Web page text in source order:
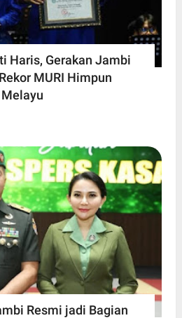
Haris, Gerakan Jambi
MURI Himpun
Resmi jadi Bagian